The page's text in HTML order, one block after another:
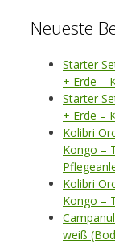
Neueste
Starter
+ Erde –
Starter
+ Erde –
Kolibri
Kongo –
Kolibri
Kongo –
weiß